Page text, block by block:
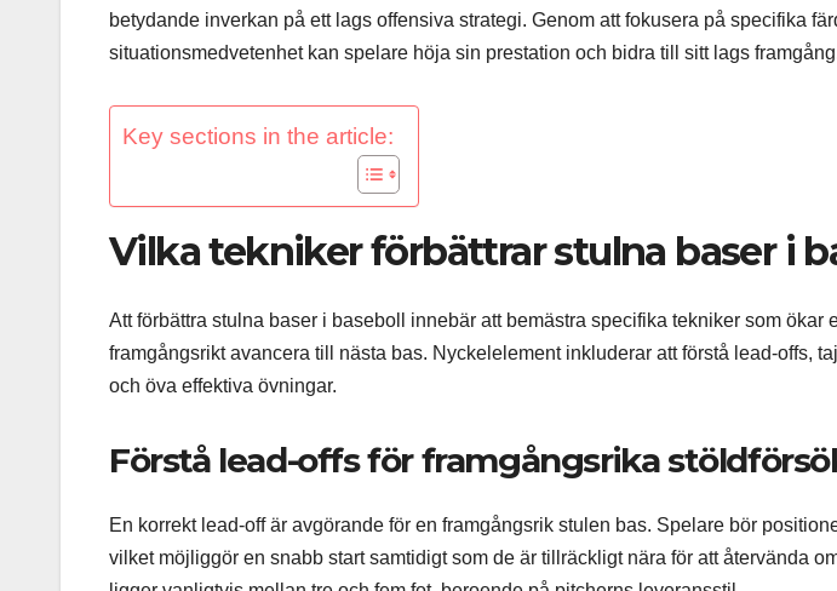
betydande inverkan på ett lags offensiva strategi. Genom att fokusera på specifika
situationsmedvetenhet kan spelare höja sin prestation och bidra till sitt lags
Key sections in the article:
Vilka tekniker förbättrar stulna baser i
Att förbättra stulna baser i baseboll innebär att bemästra specifika tekniker som ökar
framgångsrikt avancera till nästa bas. Nyckelelement inkluderar att förstå lead-offs,
och öva effektiva övningar.
Förstå lead-offs för framgångsrika
En korrekt lead-off är avgörande för en framgångsrik stulen bas. Spelare bör
vilket möjliggör en snabb start samtidigt som de är tillräckligt nära för att återvända